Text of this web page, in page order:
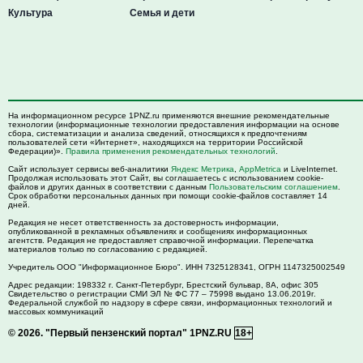
Культура
Семья и дети
На информационном ресурсе 1PNZ.ru применяются внешние рекомендательные
технологии (информационные технологии предоставления информации на основе
сбора, систематизации и анализа сведений, относящихся к предпочтениям
пользователей сети «Интернет», находящихся на территории Российской
Федерации)». Правила применения рекомендательных технологий
Сайт использует сервисы веб-аналитики Яндекс Метрика AppMetrica и LiveInternet.
Продолжая использовать этот Сайт, вы соглашаетесь с использованием cookie-
файлов и других данных в соответствии с данным Пользовательским соглашением
Срок обработки персональных данных при помощи cookie-файлов составляет 14
дней.
Редакция не несет ответственность за достоверность информации,
опубликованной в рекламных объявлениях и сообщениях информационных
агентств. Редакция не предоставляет справочной информации. Перепечатка
материалов только по согласованию с редакцией.
Учредитель ООО "Информационное Бюро". ИНН 7325128341, ОГРН 1147325002549
Адрес редакции: 198332 г. Санкт-Петербург, Брестский бульвар, 8А, офис 305
Свидетельство о регистрации СМИ ЭЛ № ФС 77 – 75998 выдано 13.06.2019г.
Федеральной службой по надзору в сфере связи, информационных технологий и
массовых коммуникаций
© 2026. "Первый пензенский портал" 1PNZ.RU 18+